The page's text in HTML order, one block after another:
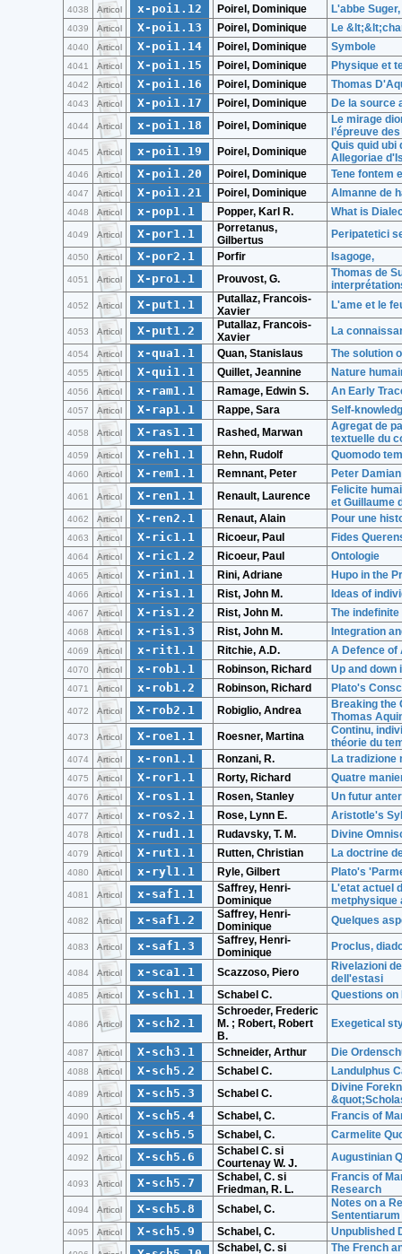
4038 Articol x-poi1.12 Poirel, Dominique L'abbe
4039 Articol X-poi1.13 Poirel, Dominique Le
4040 Articol X-poi1.14 Poirel, Dominique Symbole
4041 Articol X-poi1.15 Poirel, Dominique Physique et
4042 Articol X-poi1.16 Poirel, Dominique Thomas
4043 Articol X-poi1.17 Poirel, Dominique De la source
4044 Articol x-poi1.18 Poirel, Dominique
Le mirage
l’épreuve
4045 Articol x-poi1.19 Poirel, Dominique
Quis quid ubi
Allegoriae
4046 Articol X-poi1.20 Poirel, Dominique Tene fontem
4047 Articol X-poi1.21 Poirel, Dominique Almanne de
4048 Articol x-pop1.1 Popper, Karl R. What is
4049 Articol X-por1.1
Porretanus,
Gilbertus
Peripatetici
4050 Articol X-por2.1 Porfir Isagoge,
4051 Articol X-pro1.1 Prouvost, G.
Thomas de
4052 Articol X-put1.1
Putallaz, Francois-
Xavier
L'ame et le
4053 Articol X-put1.2
Putallaz, Francois-
Xavier
La
4054 Articol x-qua1.1 Quan, Stanislaus The solution
4055 Articol X-qui1.1 Quillet, Jeannine Nature
4056 Articol x-ram1.1 Ramage, Edwin S. An Early
4057 Articol X-rap1.1 Rappe, Sara Self-
4058 Articol X-ras1.1 Rashed, Marwan
Agregat de
textuelle du
4059 Articol X-reh1.1 Rehn, Rudolf Quomodo
4060 Articol X-rem1.1 Remnant, Peter Peter
4061 Articol X-ren1.1 Renault, Laurence
Felicite
et Guillaume
4062 Articol X-ren2.1 Renaut, Alain Pour une
4063 Articol X-ric1.1 Ricoeur, Paul Fides
4064 Articol X-ric1.2 Ricoeur, Paul Ontologie
4065 Articol X-rin1.1 Rini, Adriane Hupo in the
4066 Articol X-ris1.1 Rist, John M. Ideas of
4067 Articol X-ris1.2 Rist, John M. The
4068 Articol x-ris1.3 Rist, John M. Integration
4069 Articol x-rit1.1 Ritchie, A.D. A Defence
4070 Articol x-rob1.1 Robinson, Richard Up and down
4071 Articol x-rob1.2 Robinson, Richard Plato's
4072 Articol X-rob2.1 Robiglio, Andrea
Breaking the
Thomas
4073 Articol X-roe1.1 Roesner, Martina
Continu,
théorie du
4074 Articol x-ron1.1 Ronzani, R. La tradizione
4075 Articol X-ror1.1 Rorty, Richard Quatre
4076 Articol X-ros1.1 Rosen, Stanley Un futur
4077 Articol x-ros2.1 Rose, Lynn E. Aristotle's
4078 Articol X-rud1.1 Rudavsky, T. M. Divine
4079 Articol X-rut1.1 Rutten, Christian La doctrine
4080 Articol x-ryl1.1 Ryle, Gilbert Plato's
4081 Articol x-saf1.1
Saffrey, Henri-
Dominique
L'etat actuel
metphysique
4082 Articol x-saf1.2
Saffrey, Henri-
Dominique
Quelques
4083 Articol x-saf1.3
Saffrey, Henri-
Dominique
Proclus,
4084 Articol x-sca1.1 Scazzoso, Piero
Rivelazioni
dell'estasi
4085 Articol X-sch1.1 Schabel C. Questions on
4086 Articol X-sch2.1
Schroeder, Frederic
M. ; Robert, Robert
B.
Exegetical
4087 Articol X-sch3.1 Schneider, Arthur Die
4088 Articol X-sch5.2 Schabel C. Landulphus
4089 Articol X-sch5.3 Schabel C.
Divine
4090 Articol X-sch5.4 Schabel, C. Francis of
4091 Articol X-sch5.5 Schabel, C. Carmelite
4092 Articol X-sch5.6
Schabel C. si
Courtenay W. J.
Augustinian
4093 Articol X-sch5.7
Schabel, C. si
Friedman, R. L.
Francis of
Research
4094 Articol X-sch5.8 Schabel, C.
Notes on a
Sententiarum
4095 Articol X-sch5.9 Schabel, C. Unpublished
Schabel, C. si
The French